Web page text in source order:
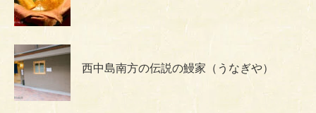
西中島南方の伝説の鰻家（うなぎや）